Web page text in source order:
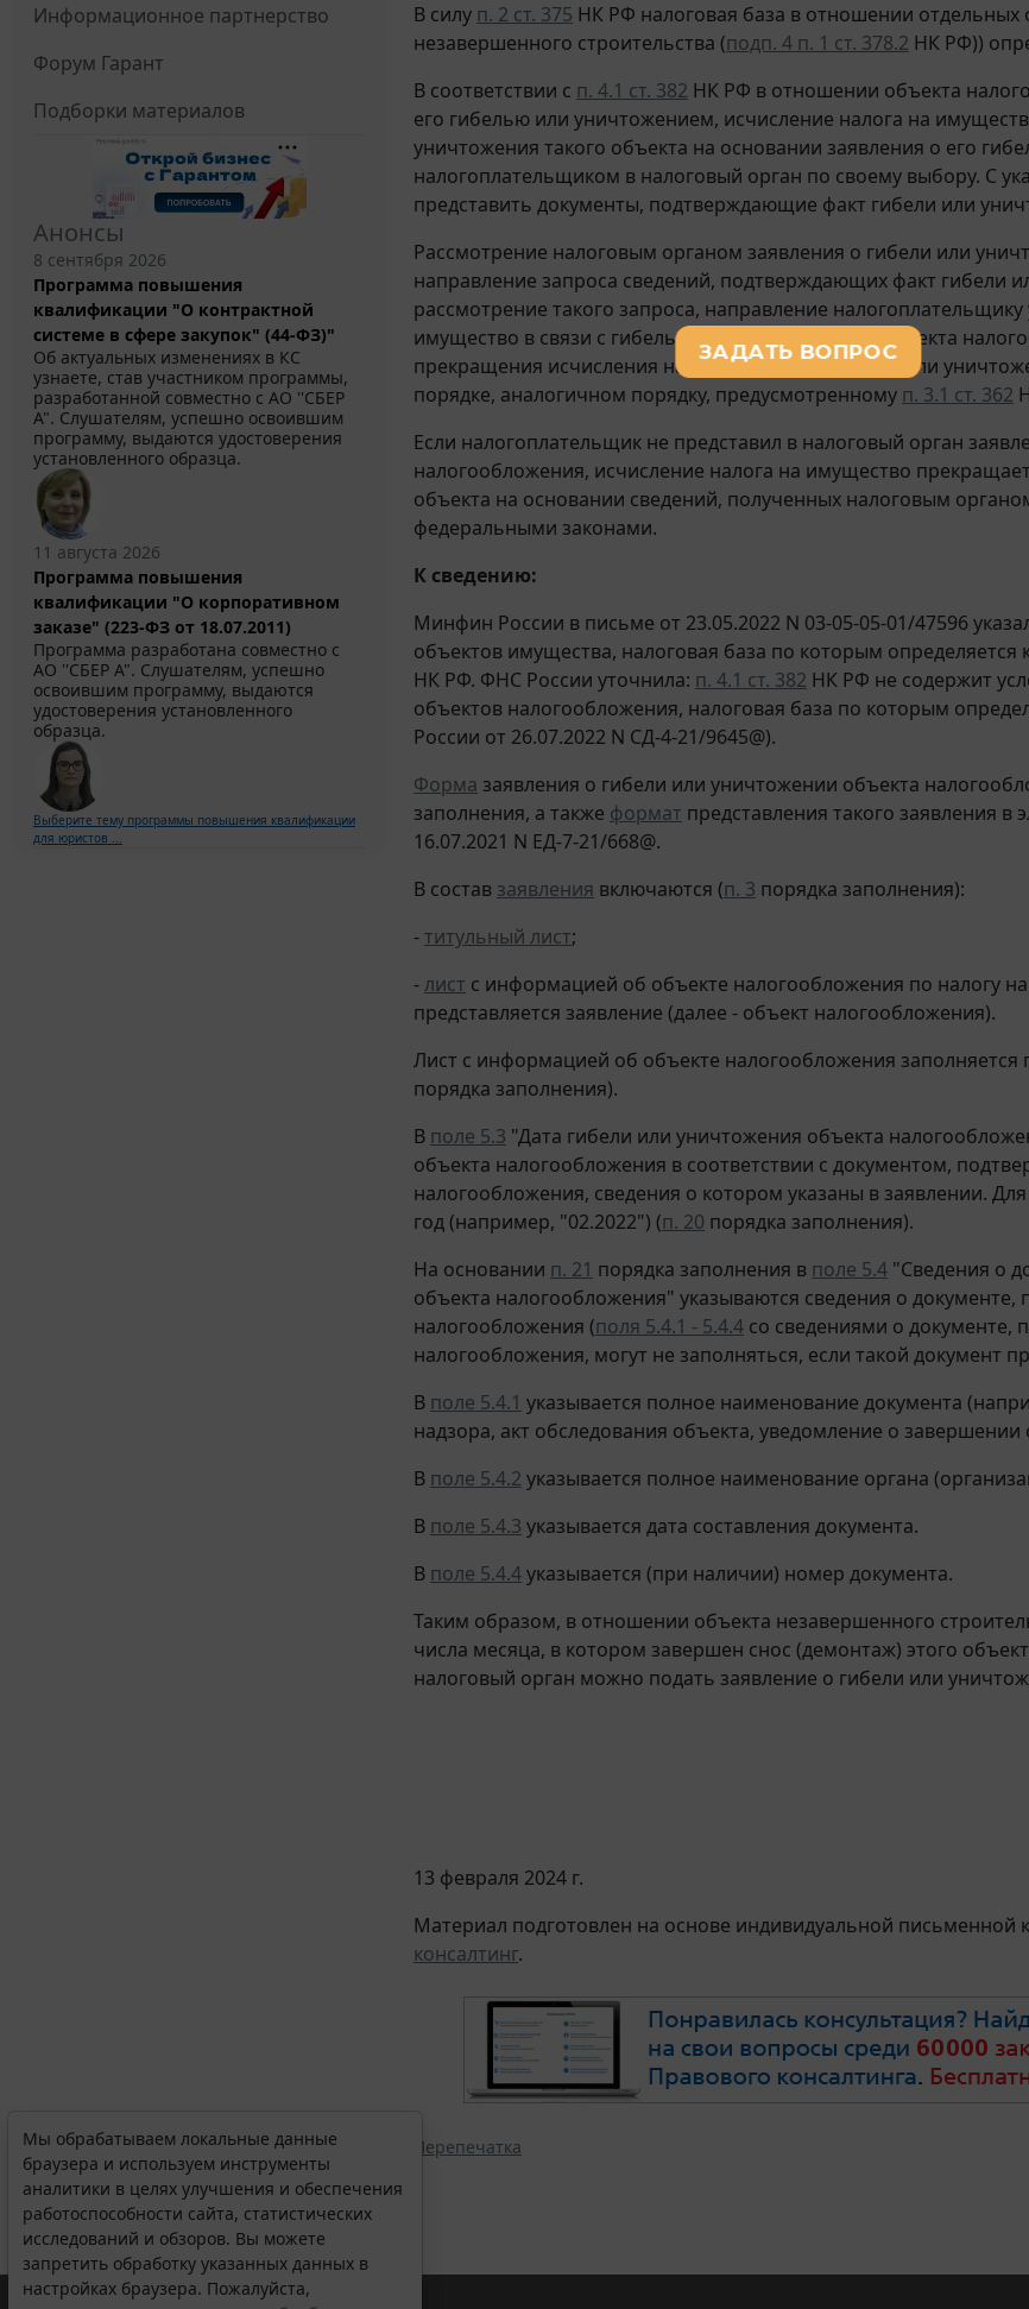
Информационное партнерство
Форум Гарант
Подборки материалов
Анонсы
8 сентября 2026
Программа повышения
квалификации "О контрактной
системе в сфере закупок" (44-ФЗ)"
Об актуальных изменениях в КС
узнаете, став участником программы,
разработанной совместно с АО ''СБЕР
А". Слушателям, успешно освоившим
программу, выдаются удостоверения
установленного образца.
11 августа 2026
Программа повышения
квалификации "О корпоративном
заказе" (223-ФЗ от 18.07.2011)
Программа разработана совместно с
АО ''СБЕР А". Слушателям, успешно
освоившим программу, выдаются
удостоверения установленного
образца.
Выберите тему программы повышения квалификации
для юристов ...
В силу п. 2 ст. 375 НК РФ налоговая база в отношении
незавершенного строительства (подп. 4 п. 1 ст. 378.2 НК РФ))
В соответствии с п. 4.1 ст. 382 НК РФ в отношении объекта
его гибелью или уничтожением, исчисление налога на
уничтожения такого объекта на основании заявления о его
налогоплательщиком в налоговый орган по своему выбору. С
представить документы, подтверждающие факт гибели или
Рассмотрение налоговым органом заявления о гибели или
направление запроса сведений, подтверждающих факт гибели
рассмотрение такого запроса, направление
имущество в связи с гибелью или уничтожением объекта
прекращения исчисления налога в связи с гибелью или
порядке, аналогичном порядку, предусмотренному п. 3.1 ст. 362
Если налогоплательщик не представил в налоговый орган
налогообложения, исчисление налога на имущество
объекта на основании сведений, полученных налоговым
федеральными законами.
К сведению:
Минфин России в письме от 23.05.2022 N 03-05-05-01/47596
объектов имущества, налоговая база по которым определяется
НК РФ. ФНС России уточнила: п. 4.1 ст. 382 НК РФ не содержит
объектов налогообложения, налоговая база по которым
России от 26.07.2022 N СД-4-21/9645@).
Форма заявления о гибели или уничтожении объекта
заполнения, а также формат представления такого заявления
16.07.2021 N ЕД-7-21/668@.
В состав заявления включаются (п. 3 порядка заполнения):
-титульный лист;
-лист с информацией об объекте налогообложения по налогу
представляется заявление (далее - объект налогообложения).
Лист с информацией об объекте налогообложения
порядка заполнения).
В поле 5.3 "Дата гибели или уничтожения объекта
объекта налогообложения в соответствии с документом,
налогообложения, сведения о котором указаны в заявлении.
год (например, "02.2022") (п. 20 порядка заполнения).
На основании п. 21 порядка заполнения в поле 5.4 "Сведения о
объекта налогообложения" указываются сведения о
налогообложения (поля 5.4.1 - 5.4.4 со сведениями о
налогообложения, могут не заполняться, если такой документ
В поле 5.4.1 указывается полное наименование документа
надзора, акт обследования объекта, уведомление о
В поле 5.4.2 указывается полное наименование органа
В поле 5.4.3 указывается дата составления документа.
В поле 5.4.4указывается (при наличии) номер документа.
Таким образом, в отношении объекта незавершенного
числа месяца, в котором завершен снос (демонтаж) этого
налоговый орган можно подать заявление о гибели или
13 февраля 2024 г.
Материал подготовлен на основе индивидуальной письменной
консалтинг.
Перепечатка
Мы обрабатываем локальные данные
браузера и используем инструменты
аналитики в целях улучшения и обеспечения
работоспособности сайта, статистических
исследований и обзоров. Вы можете
запретить обработку указанных данных в
настройках браузера. Пожалуйста,